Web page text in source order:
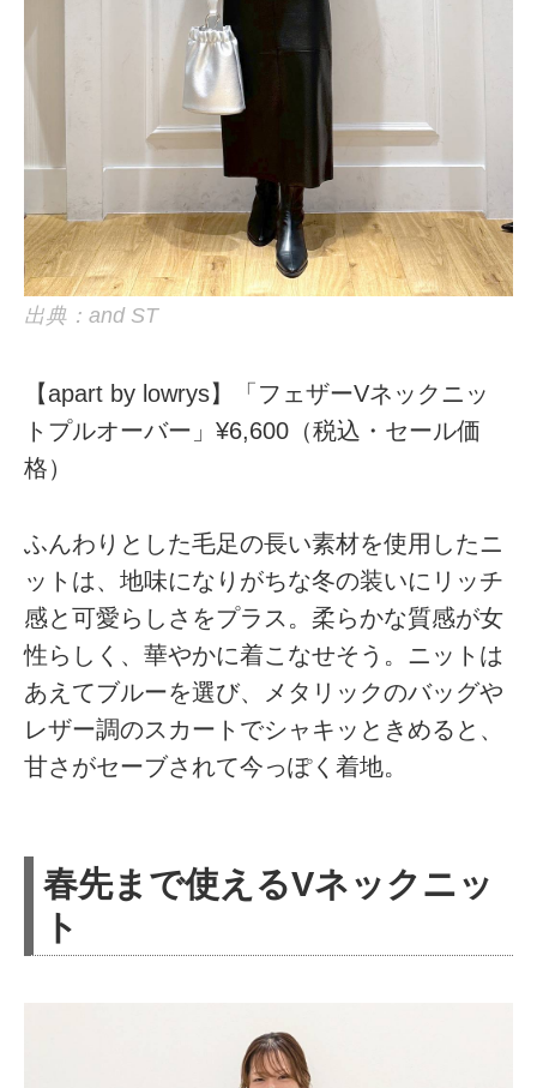
出典：and ST
【apart by lowrys】「フェザーVネックニッ
トプルオーバー」¥6,600（税込・セール価
格）
ふんわりとした毛足の長い素材を使用したニ
ットは、地味になりがちな冬の装いにリッチ
感と可愛らしさをプラス。柔らかな質感が女
性らしく、華やかに着こなせそう。ニットは
あえてブルーを選び、メタリックのバッグや
レザー調のスカートでシャキッときめると、
甘さがセーブされて今っぽく着地。
春先まで使えるVネックニッ
ト